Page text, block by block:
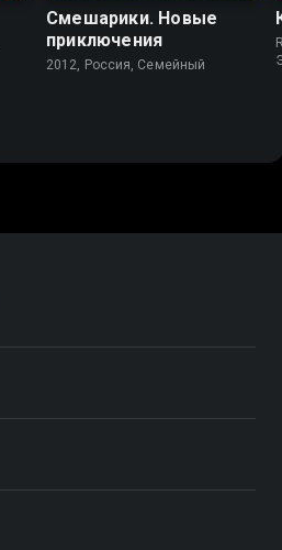
Смешарики. Новые
приключения
2012, Россия, Семейный